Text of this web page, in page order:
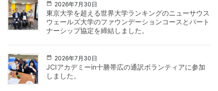
2026年7月30日
東京大学を超える世界大学ランキングのニューサウス
ウェールズ大学のファウンデーションコースとパート
ナーシップ協定を締結しました。
2026年7月30日
JCIアカデミーin十勝帯広の通訳ボランティアに参加
しました。